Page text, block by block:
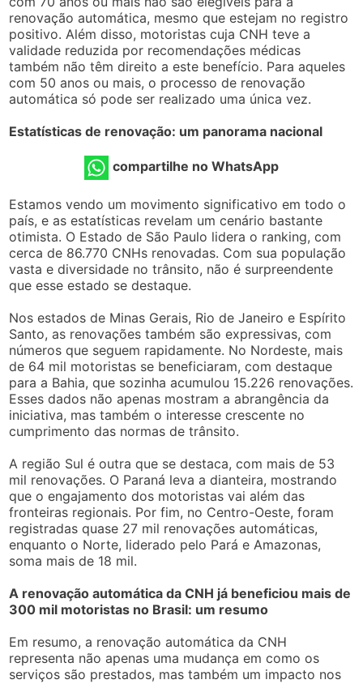
renovação automática, mesmo que estejam no registro
positivo. Além disso, motoristas cuja CNH teve a
validade reduzida por recomendações médicas
também não têm direito a este benefício. Para aqueles
com 50 anos ou mais, o processo de renovação
automática só pode ser realizado uma única vez.
Estatísticas de renovação: um panorama nacional
compartilhe no WhatsApp
Estamos vendo um movimento significativo em todo o
país, e as estatísticas revelam um cenário bastante
otimista. O Estado de São Paulo lidera o ranking, com
cerca de 86.770 CNHs renovadas. Com sua população
vasta e diversidade no trânsito, não é surpreendente
que esse estado se destaque.
Nos estados de Minas Gerais, Rio de Janeiro e Espírito
Santo, as renovações também são expressivas, com
números que seguem rapidamente. No Nordeste, mais
de 64 mil motoristas se beneficiaram, com destaque
para a Bahia, que sozinha acumulou 15.226 renovações.
Esses dados não apenas mostram a abrangência da
iniciativa, mas também o interesse crescente no
cumprimento das normas de trânsito.
A região Sul é outra que se destaca, com mais de 53
mil renovações. O Paraná leva a dianteira, mostrando
que o engajamento dos motoristas vai além das
fronteiras regionais. Por fim, no Centro-Oeste, foram
registradas quase 27 mil renovações automáticas,
enquanto o Norte, liderado pelo Pará e Amazonas,
soma mais de 18 mil.
A renovação automática da CNH já beneficiou mais de
300 mil motoristas no Brasil: um resumo
Em resumo, a renovação automática da CNH
representa não apenas uma mudança em como os
serviços são prestados, mas também um impacto nos